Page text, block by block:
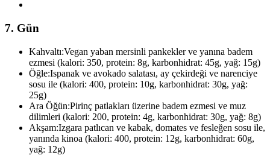
7. Gün
Kahvaltı:Vegan yaban mersinli pankekler ve yanına badem
ezmesi (kalori: 350, protein: 8g, karbonhidrat: 45g, yağ: 15g)
Öğle:Ispanak ve avokado salatası, ay çekirdeği ve narenciye
sosu ile (kalori: 400, protein: 10g, karbonhidrat: 30g, yağ:
25g)
Ara Öğün:Pirinç patlakları üzerine badem ezmesi ve muz
dilimleri (kalori: 200, protein: 4g, karbonhidrat: 30g, yağ: 8g)
Akşam:Izgara patlıcan ve kabak, domates ve fesleğen sosu ile,
yanında kinoa (kalori: 400, protein: 12g, karbonhidrat: 60g,
yağ: 12g)